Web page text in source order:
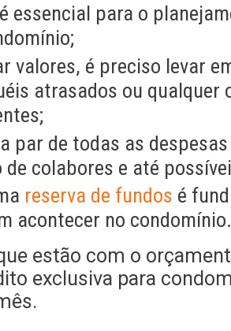
essencial para o
valores, é preciso levar
atrasados ou
par de todas as
colabores e até
reserva de fundos é
acontecer no condomínio.
estão com o
exclusiva para